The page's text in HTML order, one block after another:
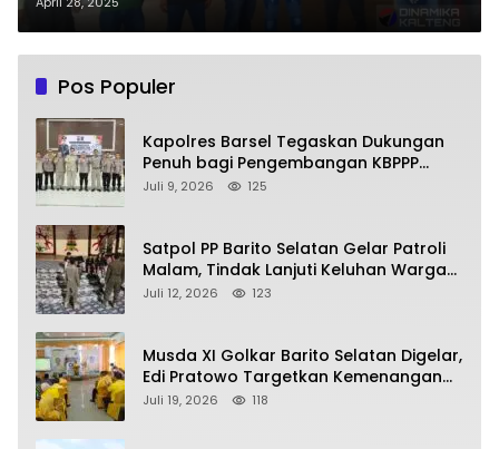
Pos Populer
Kapolres Barsel Tegaskan Dukungan
Penuh bagi Pengembangan KBPPP
Kalimantan Tengah
Juli 9, 2026 125
Satpol PP Barito Selatan Gelar Patroli
Malam, Tindak Lanjuti Keluhan Warga
soal Balap Liar dan Remaja Nongkrong
Juli 12, 2026 123
Musda XI Golkar Barito Selatan Digelar,
Edi Pratowo Targetkan Kemenangan
Partai pada Pemilu Mendatang
Juli 19, 2026 118